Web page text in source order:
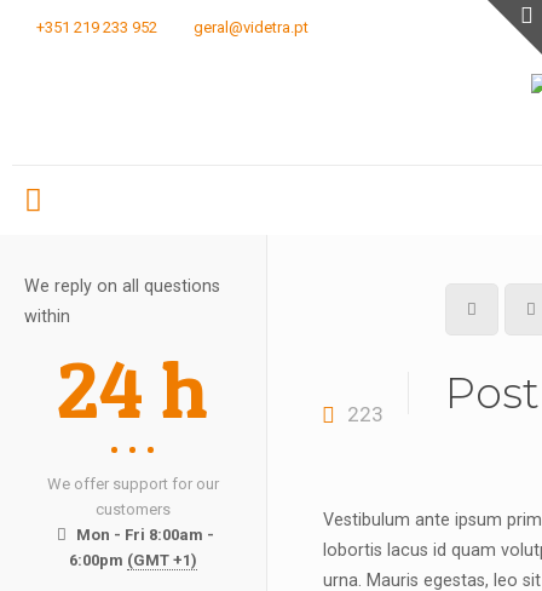
+351 219 233 952 geral@videtra.pt
223
Vestibulum ante ipsum
lobortis lacus id quam
urna. Mauris egestas, leo
We reply on all questions
within
24 h
We offer support for our
customers
Mon - Fri 8:00am -
6:00pm (GMT +1)